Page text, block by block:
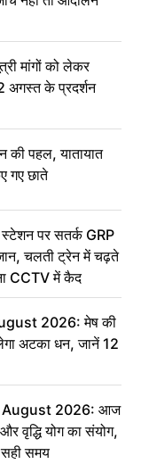
मांगों को लेकर
अगस्त के प्रदर्शन
की पहल, यातायात
गए छाते
पर सतर्क GRP
चलती ट्रेन में चढ़ते
CCTV में कैद
2026: मेष की
अटका धन, जानें 12
August 2026: आज
वृद्धि योग का संयोग,
सही समय